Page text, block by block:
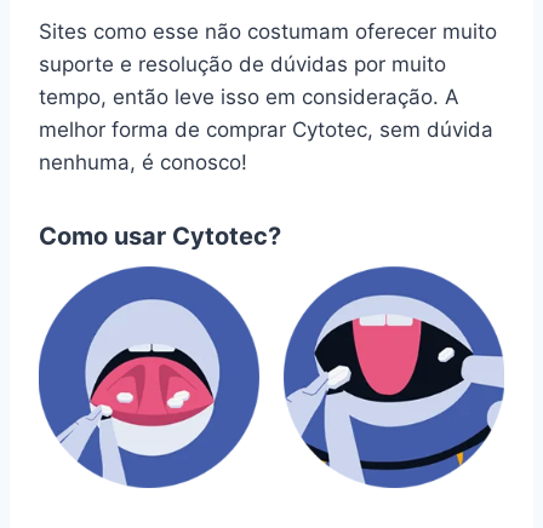
Sites como esse não costumam oferecer muito
suporte e resolução de dúvidas por muito
tempo, então leve isso em consideração. A
melhor forma de comprar Cytotec, sem dúvida
nenhuma, é conosco!
Como usar Cytotec?